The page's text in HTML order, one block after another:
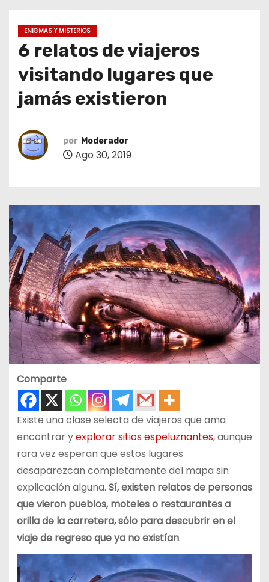
ENIGMAS Y MISTERIOS
6 relatos de viajeros
visitando lugares que
jamás existieron
por Moderador
Ago 30, 2019
Comparte
Existe una clase selecta de viajeros que ama
encontrar yexplorar sitios espeluznantes, aunque
rara vez esperan que estos lugares
desaparezcan completamente del mapa sin
explicación alguna. Sí, existen relatos de personas
que vieron pueblos, moteles o restaurantes a
orilla de la carretera, sólo para descubrir en el
viaje de regreso que ya no existían.